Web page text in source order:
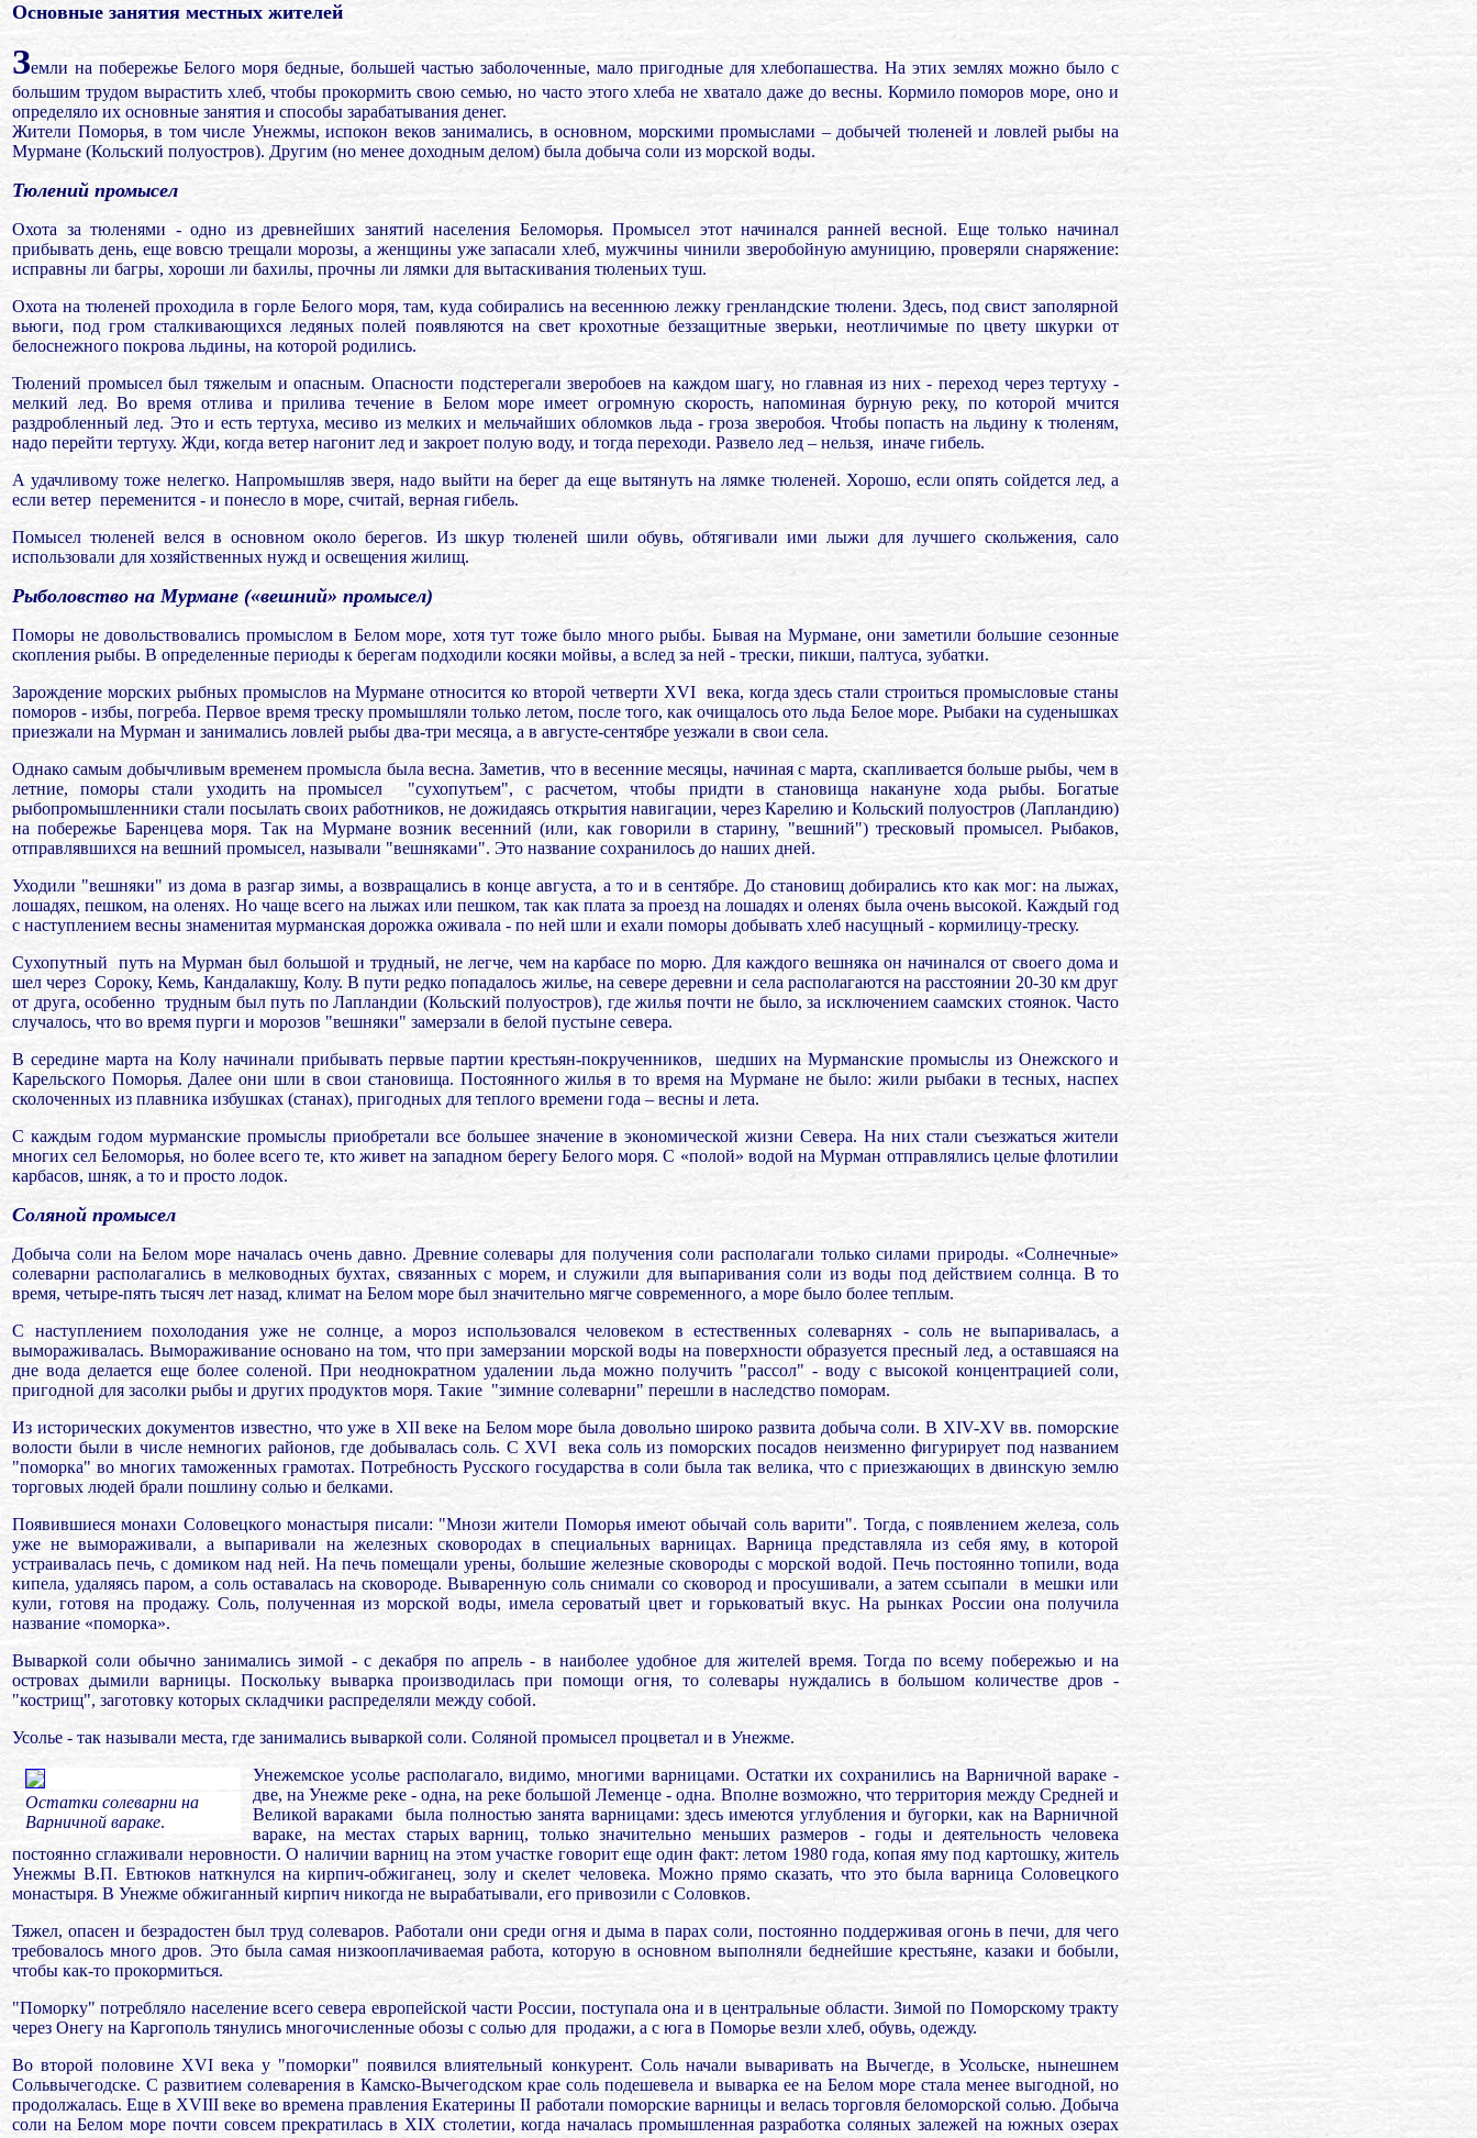
Основные занятия местных жителей
Земли на побережье Белого моря бедные, большей частью заболоченные, мало пригодные для хлебопашества. На этих землях можно было с
большим трудом вырастить хлеб, чтобы прокормить свою семью, но часто этого хлеба не хватало даже до весны. Кормило поморов море, оно и
определяло их основные занятия и способы зарабатывания денег.
Жители Поморья, в том числе Унежмы, испокон веков занимались, в основном, морскими промыслами – добычей тюленей и ловлей рыбы на
Мурмане (Кольский полуостров). Другим (но менее доходным делом) была добыча соли из морской воды.
Тюлений промысел
Охота за тюленями - одно из древнейших занятий населения Беломорья. Промысел этот начинался ранней весной. Еще только начинал
прибывать день, еще вовсю трещали морозы, а женщины уже запасали хлеб, мужчины чинили зверобойную амуницию, проверяли снаряжение:
исправны ли багры, хороши ли бахилы, прочны ли лямки для вытаскивания тюленьих туш.
Охота на тюленей проходила в горле Белого моря, там, куда собирались на весеннюю лежку гренландские тюлени. Здесь, под свист заполярной
вьюги, под гром сталкивающихся ледяных полей появляются на свет крохотные беззащитные зверьки, неотличимые по цвету шкурки от
белоснежного покрова льдины, на которой родились.
Тюлений промысел был тяжелым и опасным. Опасности подстерегали зверобоев на каждом шагу, но главная из них - переход через тертуху -
мелкий лед. Во время отлива и прилива течение в Белом море имеет огромную скорость, напоминая бурную реку, по которой мчится
раздробленный лед. Это и есть тертуха, месиво из мелких и мельчайших обломков льда - гроза зверобоя. Чтобы попасть на льдину к тюленям,
надо перейти тертуху. Жди, когда ветер нагонит лед и закроет полую воду, и тогда переходи. Развело лед – нельзя, иначе гибель.
А удачливому тоже нелегко. Напромышляв зверя, надо выйти на берег да еще вытянуть на лямке тюленей. Хорошо, если опять сойдется лед, а
если ветер переменится - и понесло в море, считай, верная гибель.
Помысел тюленей велся в основном около берегов. Из шкур тюленей шили обувь, обтягивали ими лыжи для лучшего скольжения, сало
использовали для хозяйственных нужд и освещения жилищ.
Рыболовство на Мурмане («вешний» промысел)
Поморы не довольствовались промыслом в Белом море, хотя тут тоже было много рыбы. Бывая на Мурмане, они заметили большие сезонные
скопления рыбы. В определенные периоды к берегам подходили косяки мойвы, а вслед за ней - трески, пикши, палтуса, зубатки.
Зарождение морских рыбных промыслов на Мурмане относится ко вто­рой четверти ХVI века, когда здесь стали строиться промысловые станы
поморов - избы, погреба. Первое время треску промышляли только летом, после того, как очищалось ото льда Белое море. Рыбаки на суденышках
приезжали на Мурман и занимались ловлей рыбы два-три месяца, а в августе-сентябре уезжали в свои села.
Однако самым добычливым временем промысла была весна. Заметив, что в весенние месяцы, начиная с марта, скапливается больше рыбы, чем в
летние, поморы стали уходить на промысел
"сухопутьем", с расчетом, чтобы придти в становища накануне хода рыбы. Богатые
рыбопромышленники стали посылать своих работников, не дожидаясь открытия навигации, через Карелию и Кольский полуостров (Лапландию)
на побережье Баренцева моря. Так на Мурмане возник весенний (или, как говорили в старину, "вешний") тресковый промысел. Рыбаков,
отправлявшихся на вешний промысел, называли "вешняками". Это название сохранилось до наших дней.
Уходили "вешняки" из дома в разгар зимы, а возвращались в конце августа, а то и в сентябре. До становищ добирались кто как мог: на лыжах,
лошадях, пешком, на оленях. Но чаще всего на лыжах или пешком, так как плата за проезд на лошадях и оленях была очень высокой. Каждый год
с наступлением весны знаменитая мурманская дорожка оживала - по ней шли и ехали поморы добывать хлеб насущный - кормилицу-треску.
Сухопутный
путь на Мурман был большой и трудный, не легче, чем на карбасе по морю. Для каждого вешняка он начинался от своего дома и
шел через Сороку, Кемь, Кандалакшу, Колу. В пути редко попадалось жилье, на севере деревни и села располагаются на расстоянии 20-30 км друг
от друга, особенно трудным был путь по Лапландии (Кольский полуостров), где жилья почти не было, за исключением саамских стоянок. Часто
случалось, что во время пурги и морозов "вешняки" замерзали в белой пустыне севера.
В середине марта на Колу начинали прибывать первые партии крестьян-покрученников,
шедших на Мурманские промыслы из Онежского и
Карельского Поморья. Далее они шли в свои становища. Постоянного жилья в то время на Мурмане не было: жили рыбаки в тесных, наспех
сколоченных из плавника избушках (станах), пригодных для теплого времени года – весны и лета.
С каждым годом мурманские промыслы приобретали все большее значение в экономической жизни Севера. На них стали съезжаться жители
многих сел Беломорья, но более всего те, кто живет на западном берегу Белого моря. С «полой» водой на Мурман отправлялись целые флотилии
карбасов, шняк, а то и просто лодок.
Соляной промысел
Добыча соли на Белом море началась очень давно. Древние солевары для получения соли располагали только силами природы. «Солнечные»
солеварни располагались в мелководных бухтах, связанных с морем, и служи­ли для выпаривания соли из воды под действием солнца. В то
время, четыре-пять тысяч лет назад, климат на Белом море был значительно мягче современного, а море было более теплым.
С наступлением похолодания уже не солнце, а мороз использовался человеком в естественных солеварнях - соль не выпаривалась, а
вымораживалась. Вымораживание основано на том, что при замерзании морской воды на поверхности образуется пресный лед, а оставшаяся на
дне вода делается еще более соленой. При неоднократном удалении льда можно получить "рассол" - воду с высокой концентрацией соли,
пригодной для засолки рыбы и других продуктов моря. Такие "зимние солеварни" перешли в наследство поморам.
Из исторических документов известно, что уже в ХII веке на Белом море была довольно широко развита добыча соли. В ХIV-ХV вв. поморские
волости были в числе немногих районов, где добывалась соль. С ХVI
века соль из поморских посадов неизменно фигурирует под названием
"поморка" во многих таможенных грамотах. Потребность Русского государства в соли была так велика, что с приезжающих в двинскую землю
торговых людей брали пошлину солью и белками.
Появившиеся монахи Соловецкого монастыря писали: "Мнози жители Поморья имеют обычай соль варити". Тогда, с появлением железа, соль
уже не вымораживали, а выпаривали на железных сковородах в специальных варницах. Варница представляла из себя яму, в которой
устраивалась печь, с домиком над ней. На печь помещали урены, большие железные сковороды с морской водой. Печь постоянно топили, вода
кипела, удаляясь паром, а соль оставалась на сковороде. Вываренную соль снимали со сковород и просушивали, а затем ссыпали
в мешки или
кули, готовя на продажу. Соль, полученная из морской воды, имела сероватый цвет и горьковатый вкус. На рынках России она получила
название «поморка».
Вываркой соли обычно занимались зимой - с декабря по апрель - в наиболее удобное для жителей время. Тогда по всему побережью и на
островах дымили варницы. Поскольку выварка производилась при помощи огня, то солевары нуждались в большом количестве дров -
"кострищ", заготовку которых складчики распределяли между собой.
Усолье - так называли места, где занимались вываркой соли. Соляной промысел процветал и в Унежме.
Остатки солеварни на
Варничной вараке.
Унежемское усолье располагало, видимо, многими варницами. Остатки их сохранились на Варничной вараке -
две, на Унежме реке - одна, на реке большой Леменце - одна. Вполне возможно, что территория между Средней и
Великой вараками
была полностью занята варницами: здесь имеются углубления и бугорки, как на Варничной
вараке, на местах старых варниц, только значительно меньших размеров - годы и деятельность человека
постоянно сглаживали неровности. О наличии варниц на этом участке говорит еще один факт: летом 1980 года, копая яму под картошку, житель
Унежмы В.П. Евтюков наткнулся на кирпич-обжиганец, золу и скелет человека. Можно прямо сказать, что это была варница Соловецкого
монастыря. В Унежме обжиганный кирпич никогда не вырабатывали, его привозили с Соловков.
Тяжел, опасен и безрадостен был труд солеваров. Работали они сре­ди огня и дыма в парах соли, постоянно поддерживая огонь в печи, для чего
требовалось много дров. Это была самая низкооплачиваемая работа, которую в основном выполняли беднейшие крестьяне, казаки и бобыли,
чтобы как-то прокормиться.
"Поморку" потребляло население всего севера европейской части России, поступала она и в центральные области. Зимой по Поморскому тракту
через Онегу на Каргополь тянулись многочисленные обозы с солью для продажи, а с юга в Поморье везли хлеб, обувь, одежду.
Во второй половине XVI века у "поморки" появился влиятельный конкурент. Соль начали вываривать на Вычегде, в Усольске, нынешнем
Сольвычегодске. С развитием солеварения в Камско-Вычегодском крае соль подешевела и выварка ее на Белом море стала менее выгодной, но
продолжалась. Еще в ХVIII веке во времена правления Екатерины II работали поморские варницы и велась торговля беломорской солью. Добыча
соли на Белом море почти совсем прекратилась в XIX столетии, когда началась промышленная разработка соляных залежей на южных озерах